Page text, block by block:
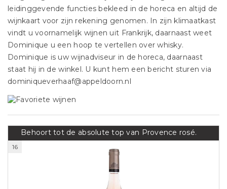
leidinggevende functies bekleed in de horeca en altijd de
wijnkaart voor zijn rekening genomen. In zijn klimaatkast
vindt u voornamelijk wijnen uit Frankrijk, daarnaast weet
Dominique u een hoop te vertellen over whisky.
Dominique is uw wijnadviseur in de horeca, daarnaast
staat hij in de winkel. U kunt hem een bericht sturen via
dominiqueverhaaf@appeldoorn.nl
Behoort tot de absolute top van Provence rosé.
16